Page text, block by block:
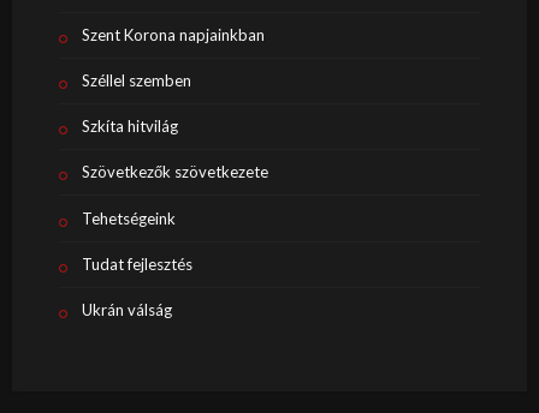
Szent Korona napjainkban
Széllel szemben
Szkíta hitvilág
Szövetkezők szövetkezete
Tehetségeink
Tudat fejlesztés
Ukrán válság